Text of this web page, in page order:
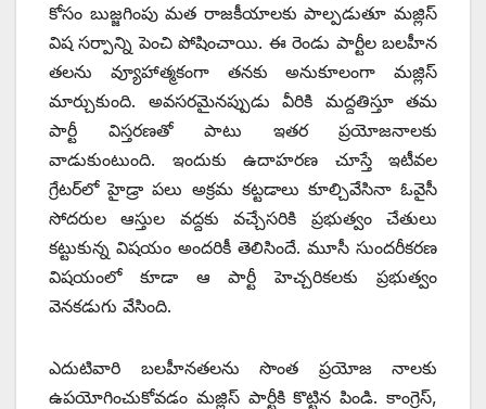
కోసం బుజ్జగింపు మత రాజకీయాలకు పాల్పడుతూ మజ్లిస్
విష సర్పాన్ని పెంచి పోషించాయి. ఈ రెండు పార్టీల బలహీన
తలను వ్యూహాత్మకంగా తనకు అనుకూలంగా మజ్లిస్
మార్చుకుంది. అవసరమైనప్పుడు వీరికి మద్దతిస్తూ తమ
పార్టీ విస్తరణతో పాటు ఇతర ప్రయోజనాలకు
వాడుకుంటుంది. ఇందుకు ఉదాహరణ చూస్తే ఇటీవల
గ్రేటర్‌లో హైడ్రా పలు అక్రమ కట్టడాలు కూల్చివేసినా ఓవైసీ
సోదరుల ఆస్తుల వద్దకు వచ్చేసరికి ప్రభుత్వం చేతులు
కట్టుకున్న విషయం అందరికీ తెలిసిందే. మూసీ సుందరీకరణ
విషయంలో కూడా ఆ పార్టీ హెచ్చరికలకు ప్రభుత్వం
వెనకడుగు వేసింది.
ఎదుటివారి బలహీనతలను సొంత ప్రయోజ నాలకు
ఉపయోగించుకోవడం మజ్లిస్ పార్టీకి కొట్టిన పిండి. కాంగ్రెస్,